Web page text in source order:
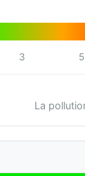
3 5
La